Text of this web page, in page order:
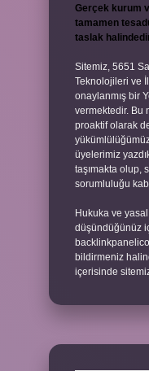
Gerçek kurum
tamamen
taslak
Sitemiz, 5651
Teknolojileri ve
onaylanmış bir
vermektedir. Bu
proaktif olarak
üyelerimiz
taşımakta olup,
sorumluluğu
Hukuka ve
düşündüğünüz
bildirmeniz
içerisinde